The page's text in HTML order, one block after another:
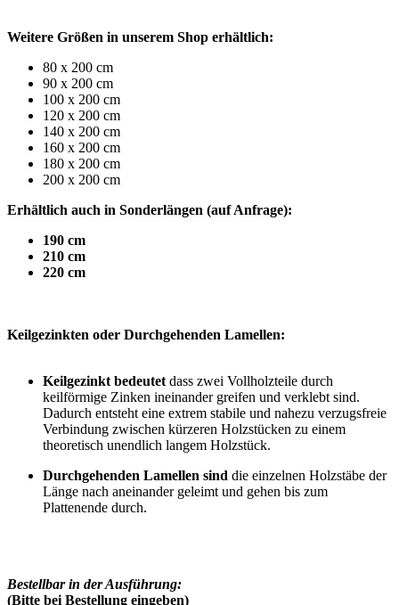
Weitere Größen in unserem Shop erhältlich:
80 x 200 cm
90 x 200 cm
100 x 200 cm
120 x 200 cm
140 x 200 cm
160 x 200 cm
180 x 200 cm
200 x 200 cm
Erhältlich auch in Sonderlängen (auf Anfrage):
190 cm
210 cm
220 cm
Keilgezinkten oder Durchgehenden Lamellen:
Keilgezinkt bedeutet dass zwei Vollholzteile durch
keilförmige Zinken ineinander greifen und verklebt sind.
Dadurch entsteht eine extrem stabile und nahezu verzugsfreie
Verbindung zwischen kürzeren Holzstücken zu einem
theoretisch unendlich langem Holzstück.
Durchgehenden Lamellen sind die einzelnen Holzstäbe der
Länge nach aneinander geleimt und gehen bis zum
Plattenende durch.
Bestellbar in der Ausführung:
(Bitte bei Bestellung eingeben)